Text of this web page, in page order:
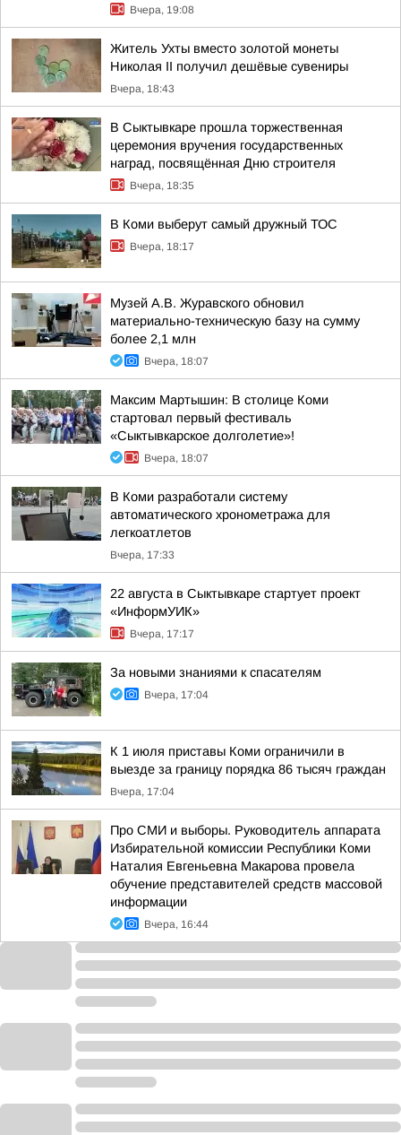
Вчера, 19:08
Житель Ухты вместо золотой монеты
Николая II получил дешёвые сувениры
Вчера, 18:43
В Сыктывкаре прошла торжественная
церемония вручения государственных
наград, посвящённая Дню строителя
Вчера, 18:35
В Коми выберут самый дружный ТОС
Вчера, 18:17
Музей А.В. Журавского обновил
материально-техническую базу на сумму
более 2,1 млн
Вчера, 18:07
Максим Мартышин: В столице Коми
стартовал первый фестиваль
«Сыктывкарское долголетие»!
Вчера, 18:07
В Коми разработали систему
автоматического хронометража для
легкоатлетов
Вчера, 17:33
22 августа в Сыктывкаре стартует проект
«ИнформУИК»
Вчера, 17:17
За новыми знаниями к спасателям
Вчера, 17:04
К 1 июля приставы Коми ограничили в
выезде за границу порядка 86 тысяч граждан
Вчера, 17:04
Про СМИ и выборы. Руководитель аппарата
Избирательной комиссии Республики Коми
Наталия Евгеньевна Макарова провела
обучение представителей средств массовой
информации
Вчера, 16:44